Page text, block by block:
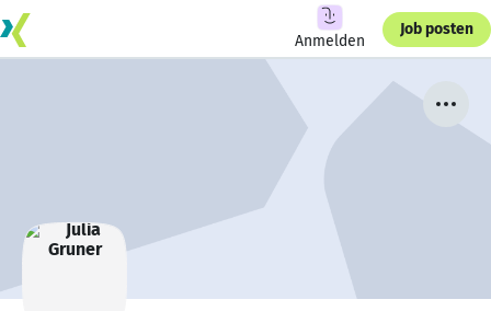
Anmelden
Job posten